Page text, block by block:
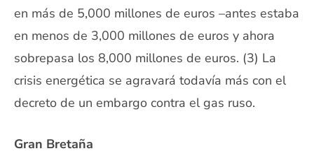
en más de 5,000 millones de euros –antes estaba
en menos de 3,000 millones de euros y ahora
‎sobrepasa los 8,000 millones de euros. (3) La
crisis energética se agravará todavía más con el
decreto de un embargo contra el ‎gas ruso.
Gran Bretaña